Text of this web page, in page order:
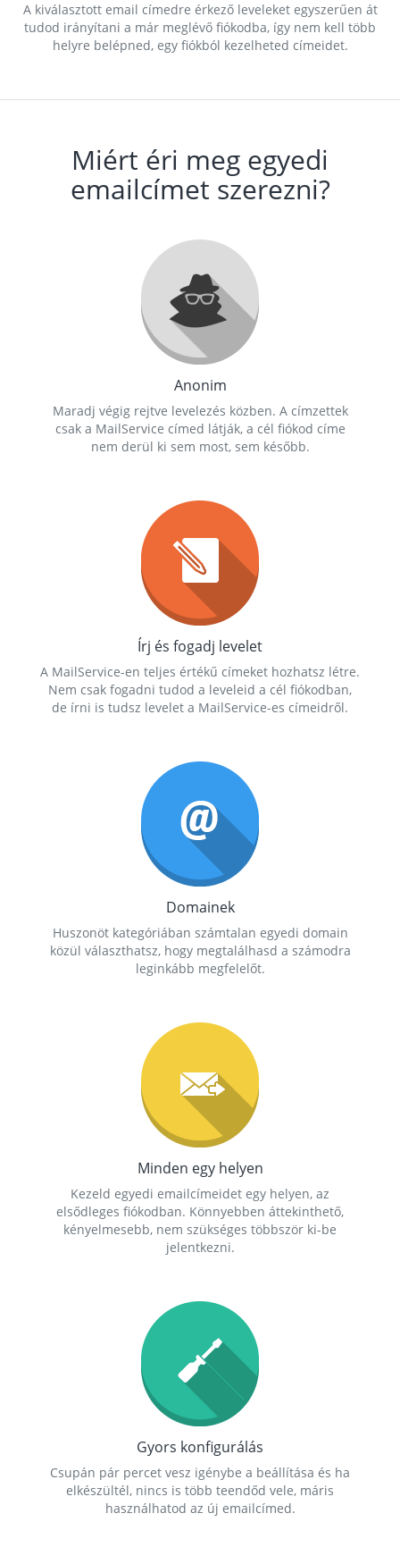
A kiválasztott email címedre érkező leveleket egyszerűen át
tudod irányítani a már meglévő fiókodba, így nem kell több
helyre belépned, egy fiókból kezelheted címeidet.
Miért éri meg egyedi
emailcímet szerezni?
Anonim
Maradj végig rejtve levelezés közben. A címzettek
csak a MailService címed látják, a cél fiókod címe
nem derül ki sem most, sem később.
Írj és fogadj levelet
A MailService-en teljes értékű címeket hozhatsz létre.
Nem csak fogadni tudod a leveleid a cél fiókodban,
de írni is tudsz levelet a MailService-es címeidről.
Domainek
Huszonöt kategóriában számtalan egyedi domain
közül választhatsz, hogy megtalálhasd a számodra
leginkább megfelelőt.
Minden egy helyen
Kezeld egyedi emailcímeidet egy helyen, az
elsődleges fiókodban. Könnyebben áttekinthető,
kényelmesebb, nem szükséges többször ki-be
jelentkezni.
Gyors konfigurálás
Csupán pár percet vesz igénybe a beállítása és ha
elkészültél, nincs is több teendőd vele, máris
használhatod az új emailcímed.